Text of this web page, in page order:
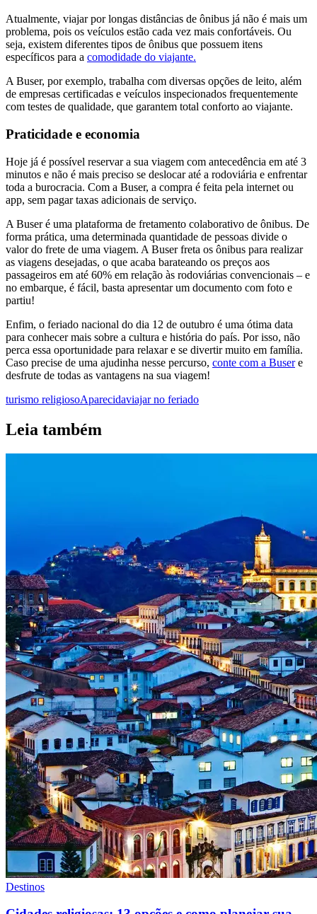
Atualmente, viajar por longas distâncias de ônibus já não é mais um
problema, pois os veículos estão cada vez mais confortáveis. Ou
seja, existem diferentes tipos de ônibus que possuem itens
específicos para a comodidade do viajante.
A Buser, por exemplo, trabalha com diversas opções de leito, além
de empresas certificadas e veículos inspecionados frequentemente
com testes de qualidade, que garantem total conforto ao viajante.
Praticidade e economia
Hoje já é possível reservar a sua viagem com antecedência em até 3
minutos e não é mais preciso se deslocar até a rodoviária e enfrentar
toda a burocracia. Com a Buser, a compra é feita pela internet ou
app, sem pagar taxas adicionais de serviço.
A Buser é uma plataforma de fretamento colaborativo de ônibus. De
forma prática, uma determinada quantidade de pessoas divide o
valor do frete de uma viagem. A Buser freta os ônibus para realizar
as viagens desejadas, o que acaba barateando os preços aos
passageiros em até 60% em relação às rodoviárias convencionais – e
no embarque, é fácil, basta apresentar um documento com foto e
partiu!
Enfim, o feriado nacional do dia 12 de outubro é uma ótima data
para conhecer mais sobre a cultura e história do país. Por isso, não
perca essa oportunidade para relaxar e se divertir muito em família.
Caso precise de uma ajudinha nesse percurso, conte com a Busere
desfrute de todas as vantagens na sua viagem!
turismo religiosoAparecidaviajar no feriado
Leia também
Destinos